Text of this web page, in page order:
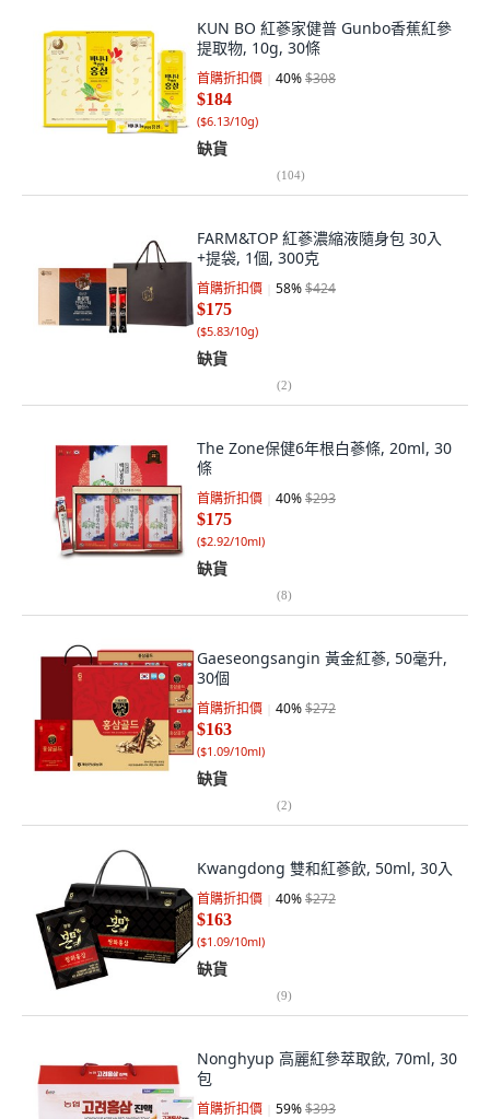
KUN BO 紅蔘家健普 Gunbo香蕉紅參
提取物, 10g, 30條
首購折扣價 40%$308
$184
($6.13/10g)
缺貨
(104)
FARM&TOP 紅蔘濃縮液隨身包 30入
+提袋, 1個, 300克
首購折扣價 58%$424
$175
($5.83/10g)
缺貨
(2)
The Zone保健6年根白蔘條, 20ml, 30
條
首購折扣價 40%$293
$175
($2.92/10ml)
缺貨
(8)
Gaeseongsangin 黃金紅蔘, 50毫升,
30個
首購折扣價 40%$272
$163
($1.09/10ml)
缺貨
(2)
Kwangdong 雙和紅蔘飲, 50ml, 30入
首購折扣價 40%$272
$163
($1.09/10ml)
缺貨
(9)
Nonghyup 高麗紅參萃取飲, 70ml, 30
包
首購折扣價 59%$393